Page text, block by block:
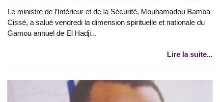
Le ministre de l’Intérieur et de la Sécurité, Mouhamadou Bamba
Cissé, a salué vendredi la dimension spirituelle et nationale du
Gamou annuel de El Hadji...
Lire la suite...